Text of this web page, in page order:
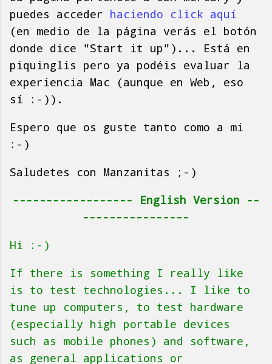
puedes acceder haciendo click aquí
(en medio de la página verás el botón
donde dice "Start it up")... Está en
piquinglis pero ya podéis evaluar la
experiencia Mac (aunque en Web, eso
sí :-)).
Espero que os guste tanto como a mi
:-)
Saludetes con Manzanitas ;-)
------------------ English Version --
----------------
Hi :-)
If there is something I really like
is to test technologies... I like to
tune up computers, to test hardware
(especially high portable devices
such as mobile phones) and software,
as general applications or